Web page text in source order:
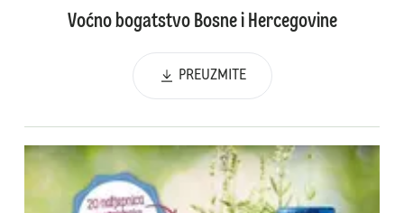
Voćno bogatstvo Bosne i Hercegovine
PREUZMITE